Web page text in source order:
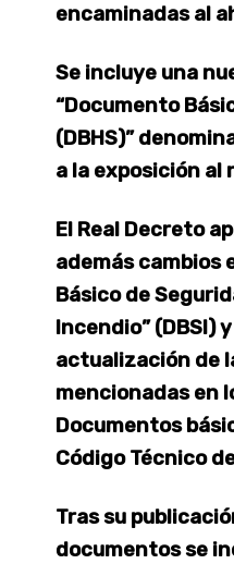
encaminadas al
Se incluye una
“Documento
(DBHS)”
a la exposición al
El Real Decreto
además cambios
Básico de
Incendio” (DBSI)
actualización de
mencionadas en
Documentos
Código Técnico
Tras su
documentos se